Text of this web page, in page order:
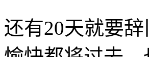
还有20天就要